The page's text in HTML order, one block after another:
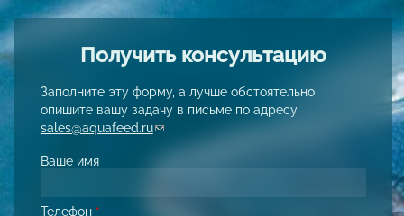
Получить консультацию
Заполните эту форму, а лучше обстоятельно
опишите вашу задачу в письме по адресу
sales@aquafeed.ru(link sends e-mail)
Ваше имя
Телефон *